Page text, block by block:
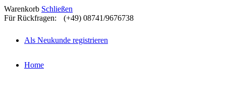
Warenkorb Schließen
Für Rückfragen:
(+49) 08741/9676738
Als Neukunde registrieren
Home